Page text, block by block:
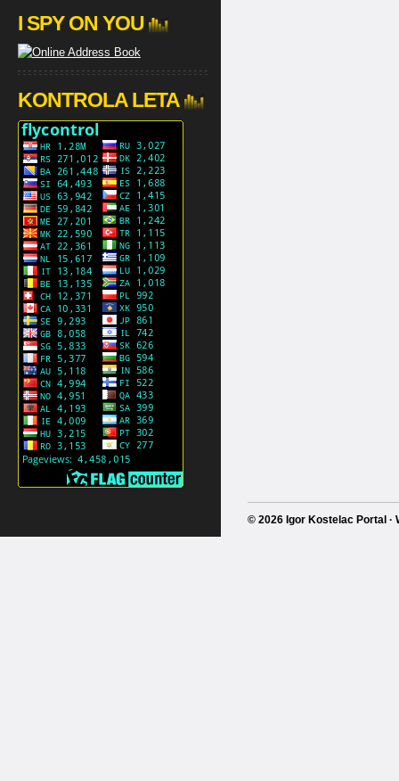
I SPY ON YOU
KONTROLA LETA
© 2026 Igor Kostelac Portal